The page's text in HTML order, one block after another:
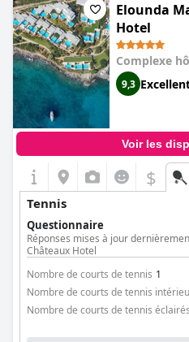
Elounda
Hotel
Complexe
9,3
Voir les
$
Tennis
Questionnaire
Réponses mises à jour
Châteaux Hotel
Nombre de courts de tennis 1
Nombre de courts de tennis
Nombre de courts de tennis éclairés